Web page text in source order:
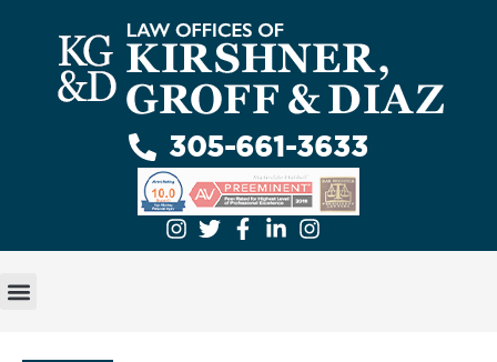
305-661-3633